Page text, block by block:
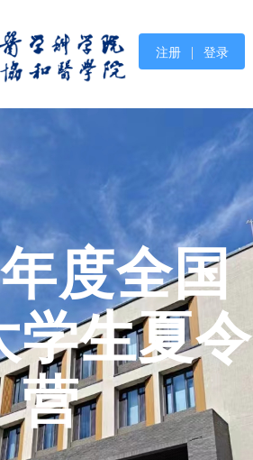
注册 登录
度全国
学生夏令
营